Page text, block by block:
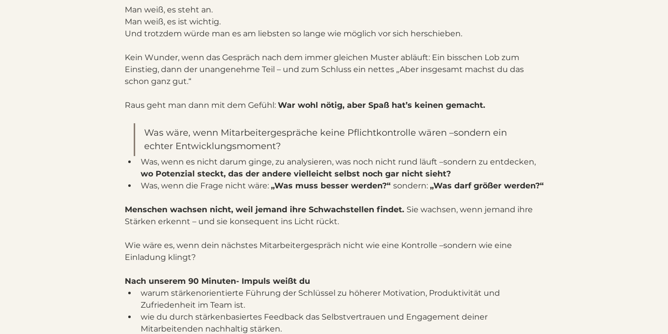
Man weiß, es steht an.
Man weiß, es ist wichtig.
Und trotzdem würde man es am liebsten so lange wie möglich vor sich herschieben.
Kein Wunder, wenn das Gespräch nach dem immer gleichen Muster abläuft: Ein bisschen Lob zum
Einstieg, dann der unangenehme Teil – und zum Schluss ein nettes „Aber insgesamt machst du das
schon ganz gut.“
Raus geht man dann mit dem Gefühl: War wohl nötig, aber Spaß hat’s keinen gemacht.
Was wäre, wenn Mitarbeitergespräche keine Pflichtkontrolle wären –sondern ein
echter Entwicklungsmoment?
Was, wenn es nicht darum ginge, zu analysieren, was noch nicht rund läuft –sondern zu entdecken,
wo Potenzial steckt, das der andere vielleicht selbst noch gar nicht sieht?
Was, wenn die Frage nicht wäre: „Was muss besser werden?“ sondern: „Was darf größer werden?“
Menschen wachsen nicht, weil jemand ihre Schwachstellen findet. Sie wachsen, wenn jemand ihre
Stärken erkennt – und sie konsequent ins Licht rückt.
Wie wäre es, wenn dein nächstes Mitarbeitergespräch nicht wie eine Kontrolle –sondern wie eine
Einladung klingt?
Nach unserem 90 Minuten- Impuls weißt du
warum stärkenorientierte Führung der Schlüssel zu höherer Motivation, Produktivität und
Zufriedenheit im Team ist.
wie du durch stärkenbasiertes Feedback das Selbstvertrauen und Engagement deiner
Mitarbeitenden nachhaltig stärken.